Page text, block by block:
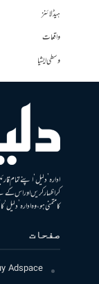
ہیڈلائنز
واقعات
وسطی ایشیا
ادارہ ’دلیل‘ اپنے تمام
کر اظہار کریں اور اس کے
کا متمنی ہو، وہ ادارہ
صفحات
Adspace